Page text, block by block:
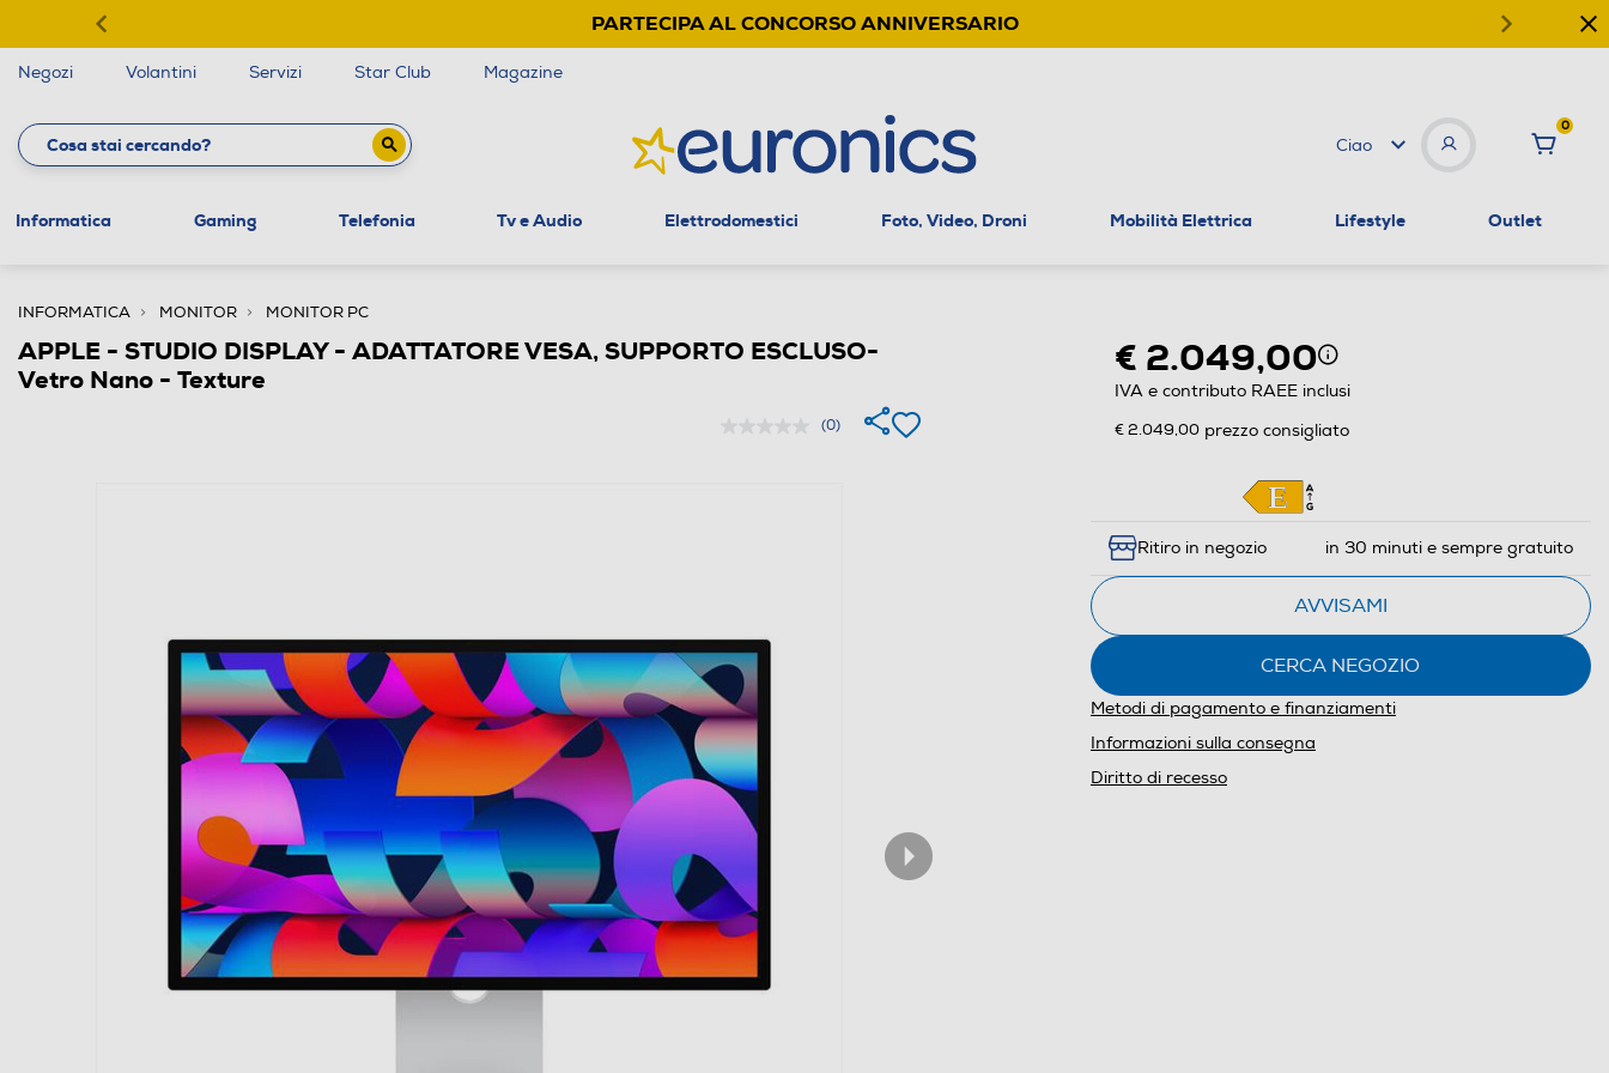
PARTECIPA AL CONCORSO ANNIVERSARIO
Negozi Volantini Servizi Star Club Magazine
Ciao
0
Informatica Gaming Telefonia Tv e Audio Elettrodomestici Foto, Video, Droni Mobilità Elettrica Lifestyle Outlet
INFORMATICA MONITOR MONITOR PC
APPLE - STUDIO DISPLAY - ADATTATORE VESA, SUPPORTO ESCLUSO-
Vetro Nano - Texture
(0)
€ 2.049,00
IVA e contributo RAEE inclusi
€ 2.049,00 prezzo consigliato
Ritiro in negozio in 30 minuti e sempre gratuito
AVVISAMI
CERCA NEGOZIO
Metodi di pagamento e finanziamenti
Informazioni sulla consegna
Diritto di recesso